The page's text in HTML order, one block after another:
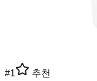
#1 추천